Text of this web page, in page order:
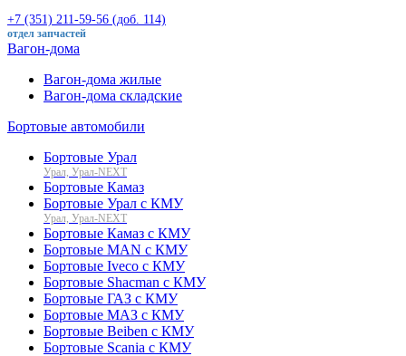
+7 (351) 211-59-56 (доб. 114)
отдел запчастей
Вагон-дома
Вагон-дома жилые
Вагон-дома складские
Бортовые автомобили
Бортовые Урал
Урал, Урал-NEXT
Бортовые Камаз
Бортовые Урал с КМУ
Урал, Урал-NEXT
Бортовые Камаз с КМУ
Бортовые MAN с КМУ
Бортовые Iveco с КМУ
Бортовые Shacman с КМУ
Бортовые ГАЗ с КМУ
Бортовые МАЗ с КМУ
Бортовые Beiben с КМУ
Бортовые Scania с КМУ